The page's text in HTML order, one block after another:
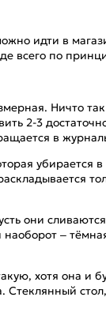
идти в
всего по
Ничто так
2-3
в
убирается
они
–
хотя она и